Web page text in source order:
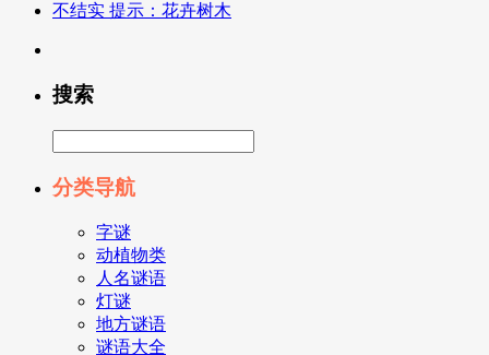
不结实 提示：花卉树木
搜索
分类导航
字谜
动植物类
人名谜语
灯谜
地方谜语
谜语大全